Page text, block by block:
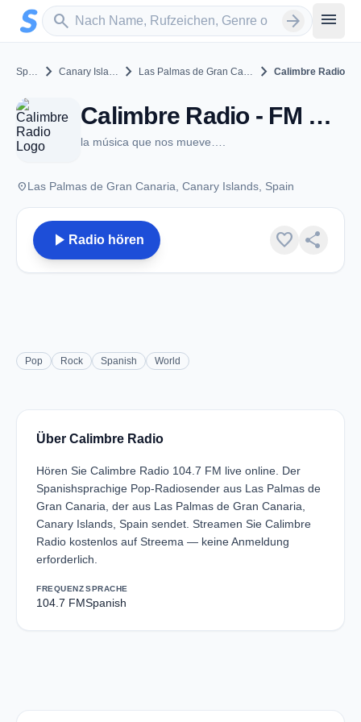
Zum Hauptinhalt springen
search
Sender suchen arrow_forward menu
Spain chevron_right Canary Islands chevron_right Las Palmas de Gran Canaria chevron_right Calimbre Radio
Calimbre Radio - FM 104.7 - Las Palmas de Gran Canaria
la música que nos mueve….
placeLas Palmas de Gran Canaria, Canary Islands, Spain
play_arrow Radio hören favorite share
Pop Rock Spanish World
Über Calimbre Radio
Hören Sie Calimbre Radio 104.7 FM live online. Der
Spanishsprachige Pop-Radiosender aus Las Palmas de
Gran Canaria, der aus Las Palmas de Gran Canaria,
Canary Islands, Spain sendet. Streamen Sie Calimbre
Radio kostenlos auf Streema — keine Anmeldung
erforderlich.
FREQUENZ
104.7 FM
SPRACHE
Spanish